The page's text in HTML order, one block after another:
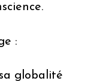
:
globalité